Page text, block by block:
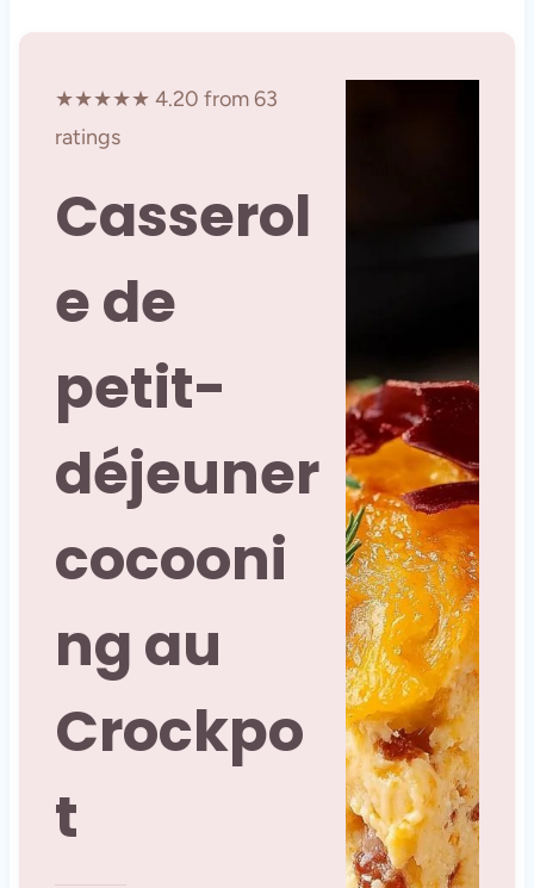
★★★★★ 4.20 from 63
ratings
Casserol
e de
petit-
déjeuner
cocooni
ng au
Crockpo
t